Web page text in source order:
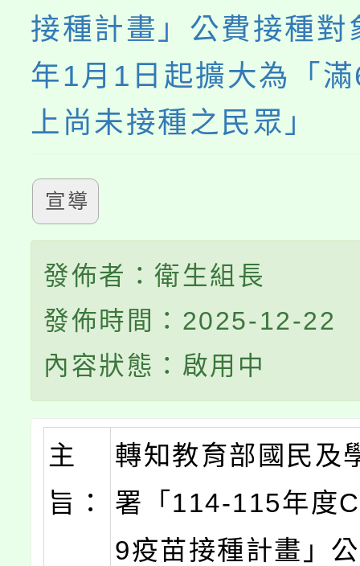
接種計畫」公費接種
年1月1日起擴大為「
上尚未接種之民眾」
宣導
發佈者：衛生組長
發佈時間：2025-12-22
內容狀態：啟用中
主
旨：
轉知教育部國民及
署「114-115年度
9疫苗接種計畫」